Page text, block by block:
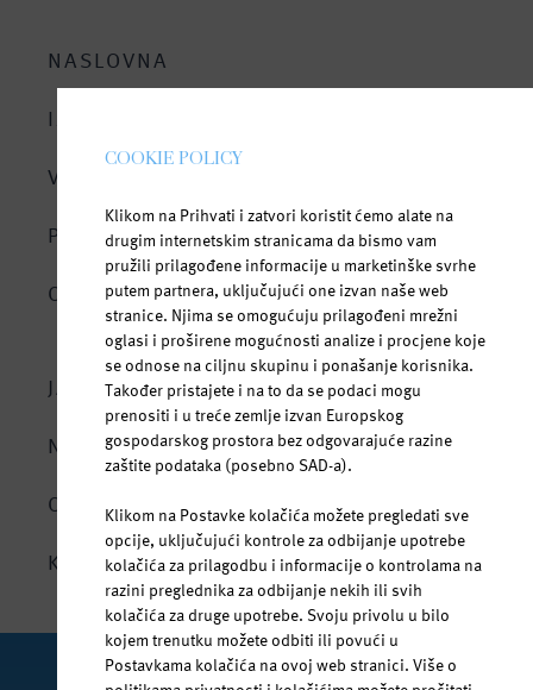
NASLOVNA
IZVOR
VODA I ŽIVOT
Tijelo se sastoji od vode
Hidracija u svim situacijama
U bilo kojoj dobi
Cijele godine
Jedinstveni mineralni sastav
Bez doticaja sa vanjskim svijetom
Bezbrižno ljeto uz Janu
PROIZVODI
Jana mineralna negazirana voda
Jana voda s okusom voća
Jana vitamin
Jana Ice Tea
OSJETI SVOJE JA
JANA SPORT
NOVOSTI
ODGOVORNOST
KONTAKT
COOKIE POLICY
Klikom na Prihvati i zatvori koristit ćemo alate na
drugim internetskim stranicama da bismo vam
pružili prilagođene informacije u marketinške svrhe
putem partnera, uključujući one izvan naše web
stranice. Njima se omogućuju prilagođeni mrežni
oglasi i proširene mogućnosti analize i procjene koje
se odnose na ciljnu skupinu i ponašanje korisnika.
Također pristajete i na to da se podaci mogu
prenositi i u treće zemlje izvan Europskog
gospodarskog prostora bez odgovarajuće razine
zaštite podataka (posebno SAD-a).
Klikom na Postavke kolačića možete pregledati sve
opcije, uključujući kontrole za odbijanje upotrebe
kolačića za prilagodbu i informacije o kontrolama na
razini preglednika za odbijanje nekih ili svih
kolačića za druge upotrebe. Svoju privolu u bilo
kojem trenutku možete odbiti ili povući u
Postavkama kolačića na ovoj web stranici. Više o